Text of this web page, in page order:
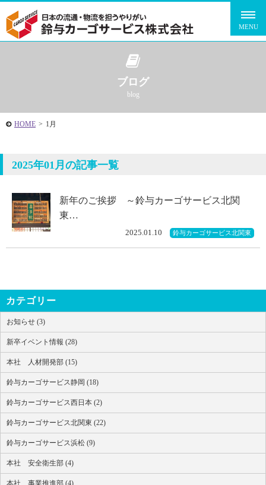
ブログ
blog
HOME > 1月
2025年01月の記事一覧
新年のご挨拶 ～鈴与カーゴサービス北関
東…
2025.01.10 鈴与カーゴサービス北関東
カテゴリー
お知らせ (3)
新卒イベント情報 (28)
本社 人材開発部 (15)
鈴与カーゴサービス静岡 (18)
鈴与カーゴサービス西日本 (2)
鈴与カーゴサービス北関東 (22)
鈴与カーゴサービス浜松 (9)
本社 安全衛生部 (4)